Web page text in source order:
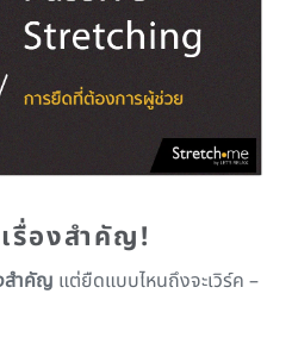
รื่องสำคัญ!
สำคัญ แต่ยืดแบบไหนถึงจะเวิร์ค –